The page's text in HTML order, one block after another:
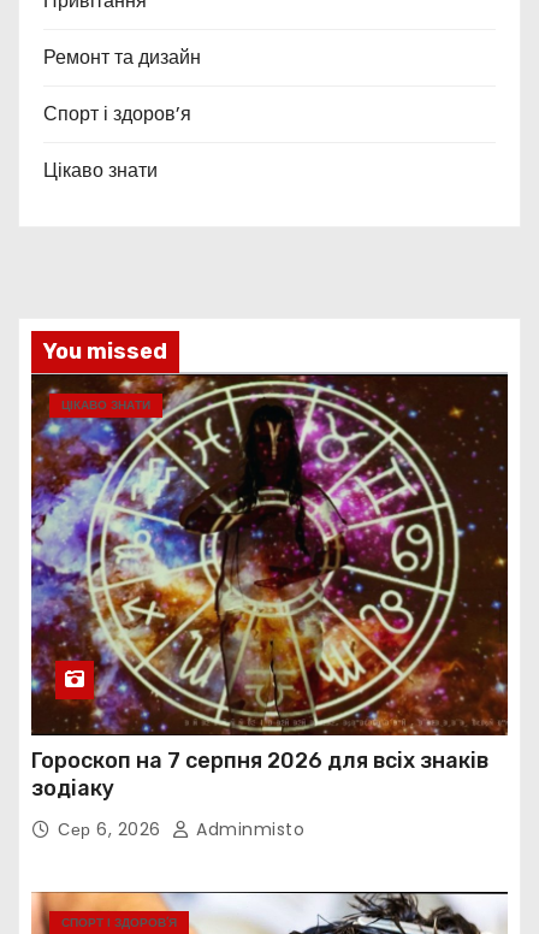
Ремонт та дизайн
Спорт і здоров’я
Цікаво знати
You missed
ЦІКАВО ЗНАТИ
Гороскоп на 7 серпня 2026 для всіх знаків
зодіаку
Сер 6, 2026 Adminmisto
СПОРТ І ЗДОРОВ’Я